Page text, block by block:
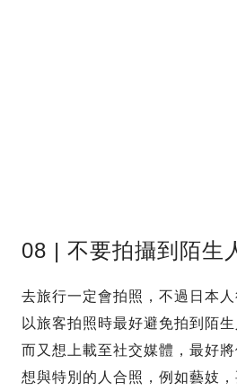
08 | 不要拍攝到陌生
去旅行一定會拍照，不過日本
以旅客拍照時最好避免拍到陌生
而又想上載至社交媒體，最好
想與特別的人合照，例如藝妓，